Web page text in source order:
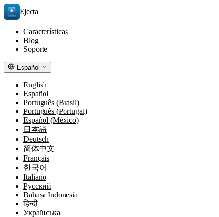
Ejecta
Características
Blog
Soporte
Español
English
Español
Português (Brasil)
Português (Portugal)
Español (México)
日本語
Deutsch
简体中文
Français
한국어
Italiano
Русский
Bahasa Indonesia
हिन्दी
Українська